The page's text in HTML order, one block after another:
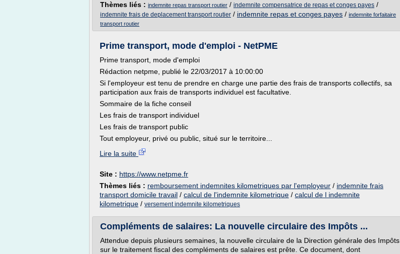
Thèmes liés : indemnite repas transport routier / indemnite compensatrice de repas et conges payes /
indemnite frais de deplacement transport routier / indemnite repas et conges payes / indemnite forfaitaire
transport routier
Prime transport, mode d'emploi - NetPME
Prime transport, mode d'emploi
Rédaction netpme, publié le 22/03/2017 à 10:00:00
Si l'employeur est tenu de prendre en charge une partie des frais de transports collectifs, sa
participation aux frais de transports individuel est facultative.
Sommaire de la fiche conseil
Les frais de transport individuel
Les frais de transport public
Tout employeur, privé ou public, situé sur le territoire...
Lire la suite
Site : https://www.netpme.fr
Thèmes liés : remboursement indemnites kilometriques par l'employeur / indemnite frais
transport domicile travail / calcul de l'indemnite kilometrique / calcul de l indemnite
kilometrique / versement indemnite kilometriques
Compléments de salaires: La nouvelle circulaire des Impôts ...
Attendue depuis plusieurs semaines, la nouvelle circulaire de la Direction générale des Impôts
sur le traitement fiscal des compléments de salaires est prête. Ce document, dont